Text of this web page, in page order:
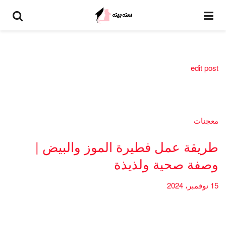
edit post
معجنات
طريقة عمل فطيرة الموز والبيض |
وصفة صحية ولذيذة
15 نوفمبر، 2024